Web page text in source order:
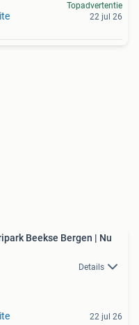
Topadvertentie
22 jul 26
Beekse Bergen | Nu
Details
22 jul 26